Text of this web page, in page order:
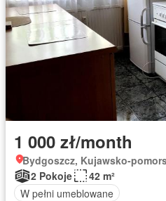
1 000 zł/month
Bydgoszcz, Kujawsko-
2 Pokoje
42 m²
W pełni umeblowane